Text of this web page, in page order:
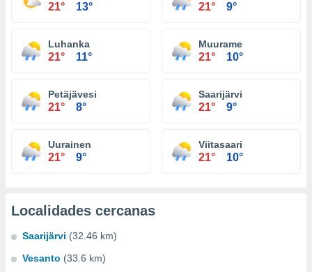
21° 13° 21° 9°
Luhanka
21° 11°
Muurame
21° 10°
Petäjävesi
21° 8°
Saarijärvi
21° 9°
Uurainen
21° 9°
Viitasaari
21° 10°
Localidades cercanas
Saarijärvi (32.46 km)
Vesanto (33.6 km)